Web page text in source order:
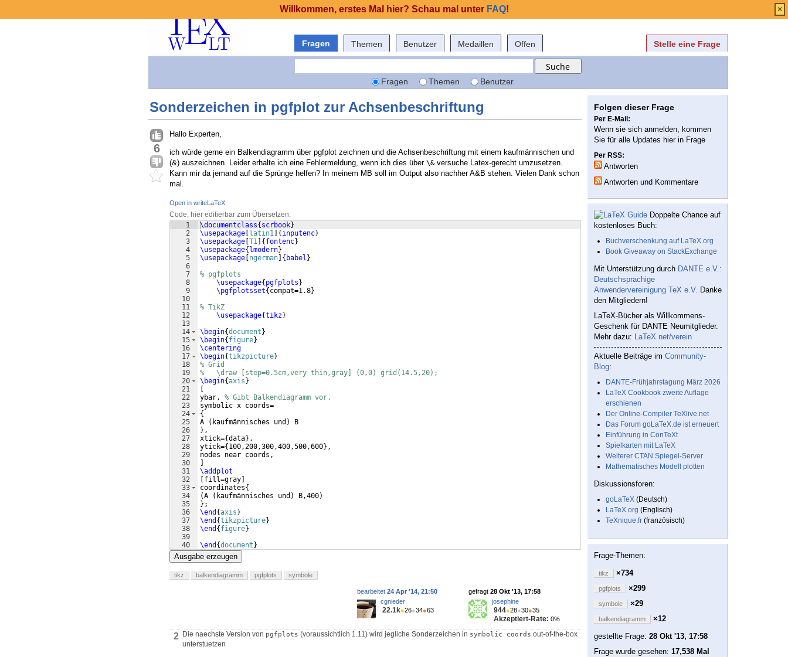
Fragen Themen Benutzer Medaillen Offen Stelle eine Frage
Fragen Themen Benutzer
Sonderzeichen in pgfplot zur Achsenbeschriftung
6
Hallo Experten,
ich würde gerne ein Balkendiagramm über pgfplot zeichnen und die Achsenbeschriftung mit einem kaufmännischen und
(&) auszeichnen. Leider erhalte ich eine Fehlermeldung, wenn ich dies über \& versuche Latex-gerecht umzusetzen.
Kann mir da jemand auf die Sprünge helfen? In meinem MB soll im Output also nachher A&B stehen. Vielen Dank schon
mal.
Open in writeLaTeX
Code, hier editierbar zum Übersetzen:
1
2
3
4
5
6
7
8
9
10
11
12
13
14
15
16
17
18
19
20
21
22
23
24
25
26
27
28
29
30
31
32
33
34
35
36
37
38
39
40
\documentclass{ scrbook}
\usepackage
latin1 { inputenc}
\usepackage T1 { fontenc}
\usepackage{ lmodern}
\usepackage ngerman { babel }
% pgfplots
\usepackage{ pgfplots }
\pgfplotsset{ compat=1.8}
% TikZ
\usepackage{tikz}
\begin{document }
\begin{ figure}
\centering
\begin{tikzpicture}
% Grid
%   \draw [step=0.5cm,very thin,gray] (0,0) grid(14.5,20);
\begin{axis }
ybar, % Gibt Balkendiagramm vor.
symbolic x coords=
{
A
( kaufmännisches und )
B
} ,
xtick={data} ,
ytick={ 100,200,300,400,500,600} ,
nodes near coords,
\addplot
fill=gray
coordinates{
(A ( kaufmännisches und ) B,400)
} ;
\end {axis }
\end {tikzpicture}
\end { figure}
\end {document }
Ausgabe erzeugen
tikz balkendiagramm pgfplots symbole
gefragt 28 Okt '13, 17:58
josephine
944●28●30●35
Akzeptiert-Rate: 0%
bearbeitet 24 Apr '14, 21:50
cgnieder
22.1k●26●34●63
2 Die naechste Version von pgfplots (voraussichtlich 1.11) wird jegliche Sonderzeichen in symbolic coords out-of-the-box
unterstuetzen
Folgen dieser Frage
Per E-Mail:
Wenn sie sich anmelden, kommen
Sie für alle Updates hier in Frage
Per RSS:
Antworten
Antworten und Kommentare
Doppelte Chance auf
kostenloses Buch:
Buchverschenkung auf LaTeX.org
Book Giveaway on StackExchange
Mit Unterstützung durch DANTE e.V.:
Deutschsprachige
Anwendervereinigung TeX e.V. Danke
den Mitgliedern!
LaTeX-Bücher als Willkommens-
Geschenk für DANTE Neumitglieder.
Mehr dazu: LaTeX.net/verein
Aktuelle Beiträge im Community-
Blog:
DANTE-Frühjahrstagung März 2026
LaTeX Cookbook zweite Auflage
erschienen
Der Online-Compiler TeXlive.net
Das Forum goLaTeX.de ist erneuert
Einführung in ConTeXt
Spielkarten mit LaTeX
Weiterer CTAN Spiegel-Server
Mathematisches Modell plotten
Diskussionsforen:
goLaTeX (Deutsch)
LaTeX.org (Englisch)
TeXnique.fr (französisch)
Frage-Themen:
tikz ×734
pgfplots ×299
symbole ×29
balkendiagramm
×12
gestellte Frage: 28 Okt '13, 17:58
Frage wurde gesehen: 17,538 Mal
Willkommen, erstes Mal hier? Schau mal unter FAQ! ×